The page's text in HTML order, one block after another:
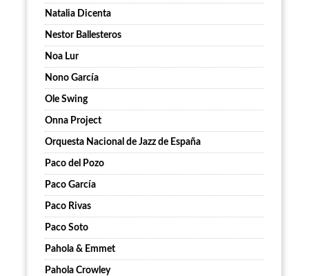
Natalia Dicenta
Nestor Ballesteros
Noa Lur
Nono García
Ole Swing
Onna Project
Orquesta Nacional de Jazz de España
Paco del Pozo
Paco García
Paco Rivas
Paco Soto
Pahola & Emmet
Pahola Crowley